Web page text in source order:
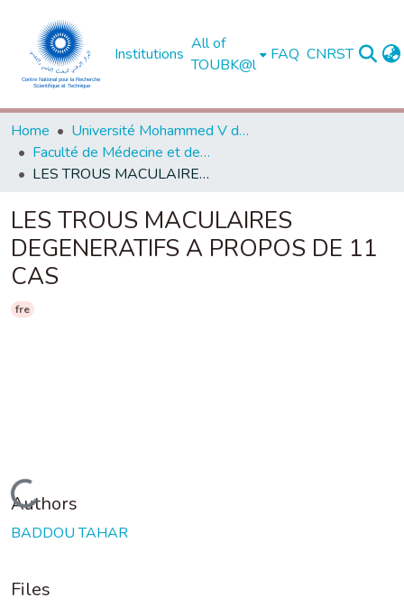
Institutions
All of
TOUBK@l
FAQ CNRST
Home
Université Mohammed V de Rabat
Faculté de Médecine et de Pharmacie - Rabat
LES TROUS MACULAIRES DEGENERATIFS A PROPOS DE 11 CAS
LES TROUS MACULAIRES
DEGENERATIFS A PROPOS DE 11
CAS
fre
Loading...
Authors
BADDOU TAHAR
Files